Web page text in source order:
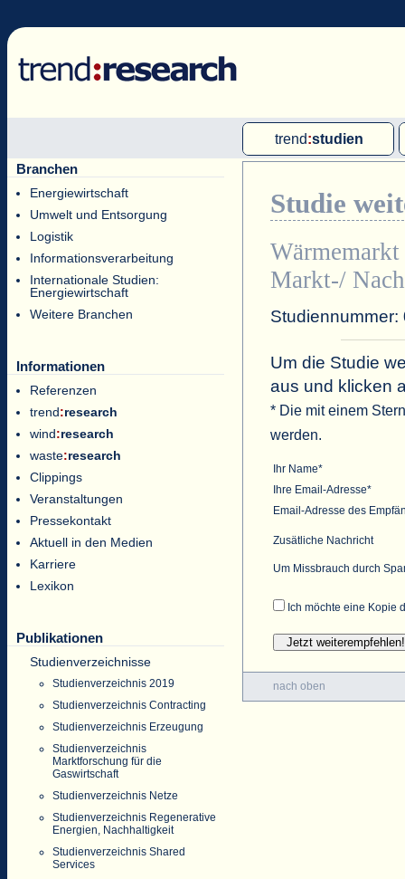
trend:studien
Single-Client-Studien
Branchen
Energiewirtschaft
Umwelt und Entsorgung
Logistik
Informationsverarbeitung
Internationale Studien:
Energiewirtschaft
Weitere Branchen
Informationen
Referenzen
trend:research
wind:research
waste:research
Clippings
Veranstaltungen
Pressekontakt
Aktuell in den Medien
Karriere
Lexikon
Publikationen
Studienverzeichnisse
Studienverzeichnis 2019
Studienverzeichnis Contracting
Studienverzeichnis Erzeugung
Studienverzeichnis
Marktforschung für die
Gaswirtschaft
Studienverzeichnis Netze
Studienverzeichnis Regenerative
Energien, Nachhaltigkeit
Studienverzeichnis Shared
Services
Studie
Markt-/
Um die Studie
aus und klicken
* Die mit einem
werden.
Ihr Name*
Ihre Email-Adresse*
Email-Adresse des
Zusätliche Nachricht
Um Missbrauch durch
Ich möchte eine Kopie
nach oben